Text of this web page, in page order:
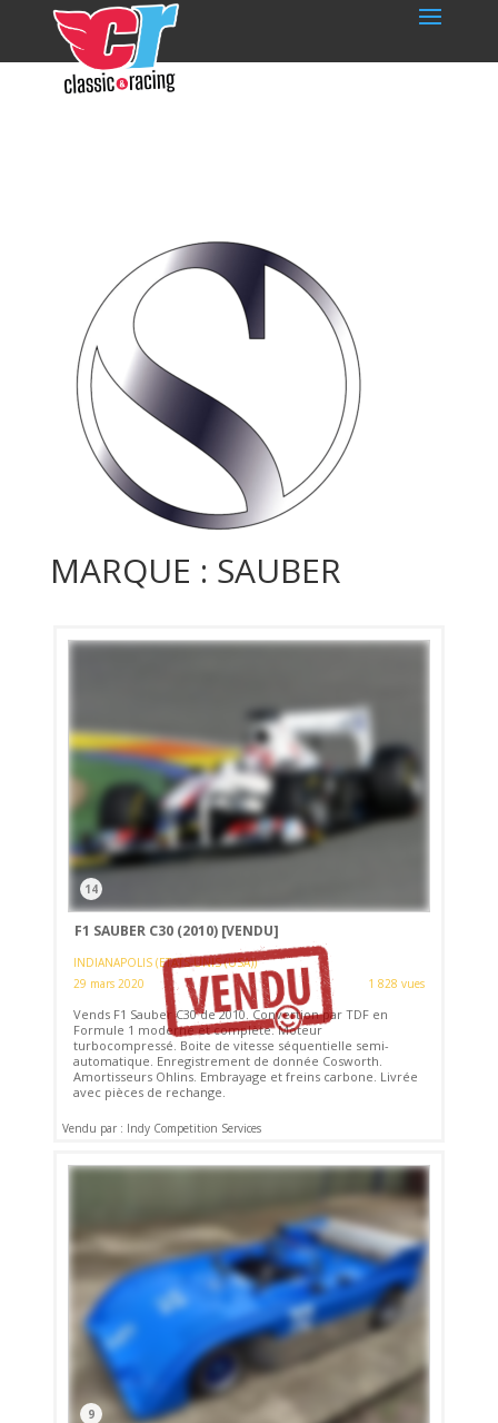
MARQUE : SAUBER
14
F1 SAUBER C30 (2010) [VENDU]
INDIANAPOLIS (ETATS-UNIS (USA))
29 mars 2020
1 828 vues
Vends F1 Sauber C30 de 2010. Convertion par TDF en
Formule 1 moderne et complète. Moteur
turbocompressé. Boite de vitesse séquentielle semi-
automatique. Enregistrement de donnée Cosworth.
Amortisseurs Ohlins. Embrayage et freins carbone. Livrée
avec pièces de rechange.
Vendu par : Indy Competition Services
9